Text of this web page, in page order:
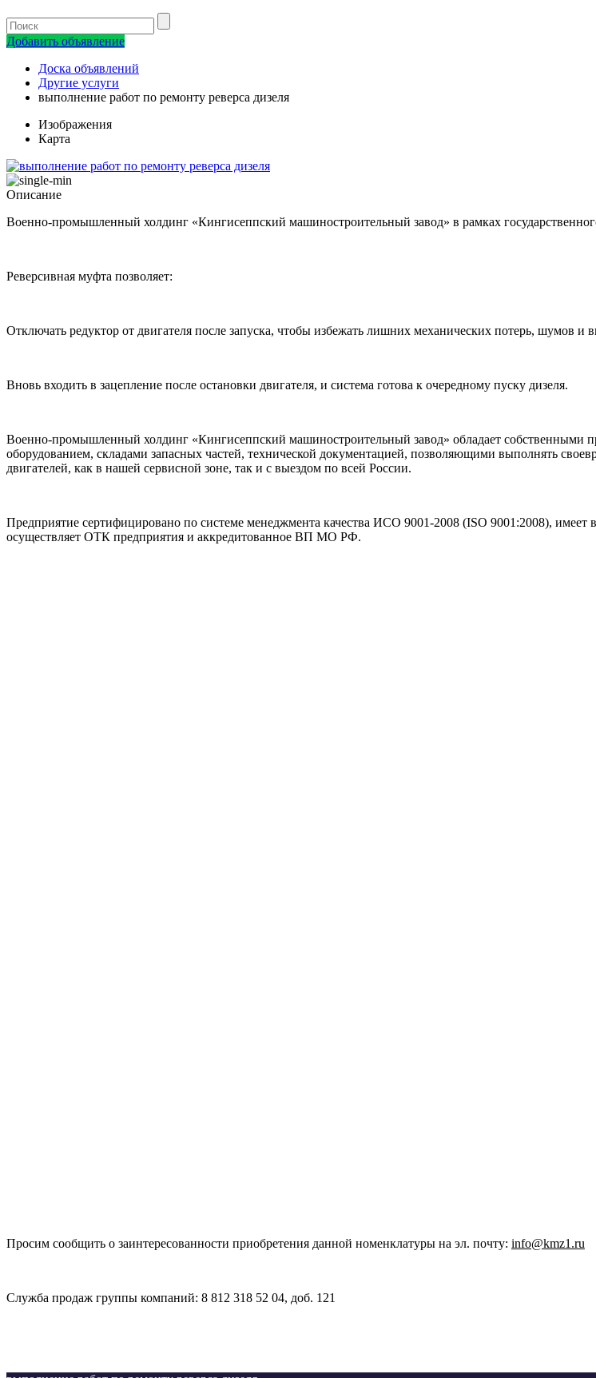
Добавить объявление
Доска объявлений
Другие услуги
выполнение работ по ремонту реверса дизеля
Изображения
Карта
Описание
Военно-промышленный холдинг «Кингисеппский машиностроительный завод» в рамках
Реверсивная муфта позволяет:
Отключать редуктор от двигателя после запуска, чтобы избежать лишних механических потерь, шумов и
Вновь входить в зацепление после остановки двигателя, и система готова к очередному пуску дизеля.
Военно-промышленный холдинг «Кингисеппский машиностроительный завод» обладает
оборудованием, складами запасных частей, технической документацией, позволяющими выполнять
двигателей, как в нашей сервисной зоне, так и с выездом по всей России.
Предприятие сертифицировано по системе менеджмента качества ИСО 9001-2008 (ISO 9001:2008),
осуществляет ОТК предприятия и аккредитованное ВП МО РФ.
Просим сообщить о заинтересованности приобретения данной номенклатуры на эл. почту: info@kmz1.ru
Служба продаж группы компаний: 8 812 318 52 04, доб. 121